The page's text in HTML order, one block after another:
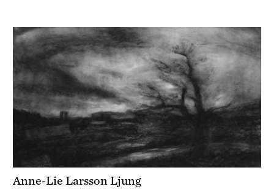
Anne-Lie Larsson Ljung